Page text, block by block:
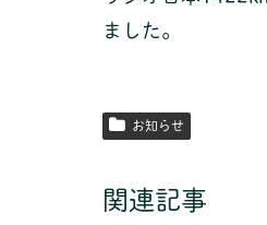
ました。
お知らせ
関連記事